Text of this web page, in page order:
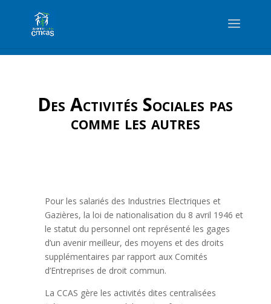
Des Activités Sociales pas
comme les autres
Pour les salariés des Industries Electriques et
Gazières, la loi de nationalisation du 8 avril 1946 et
le statut du personnel ont représenté les gages
d’un avenir meilleur, des moyens et des droits
supplémentaires par rapport aux Comités
d’Entreprises de droit commun.
La CCAS gère les activités dites centralisées